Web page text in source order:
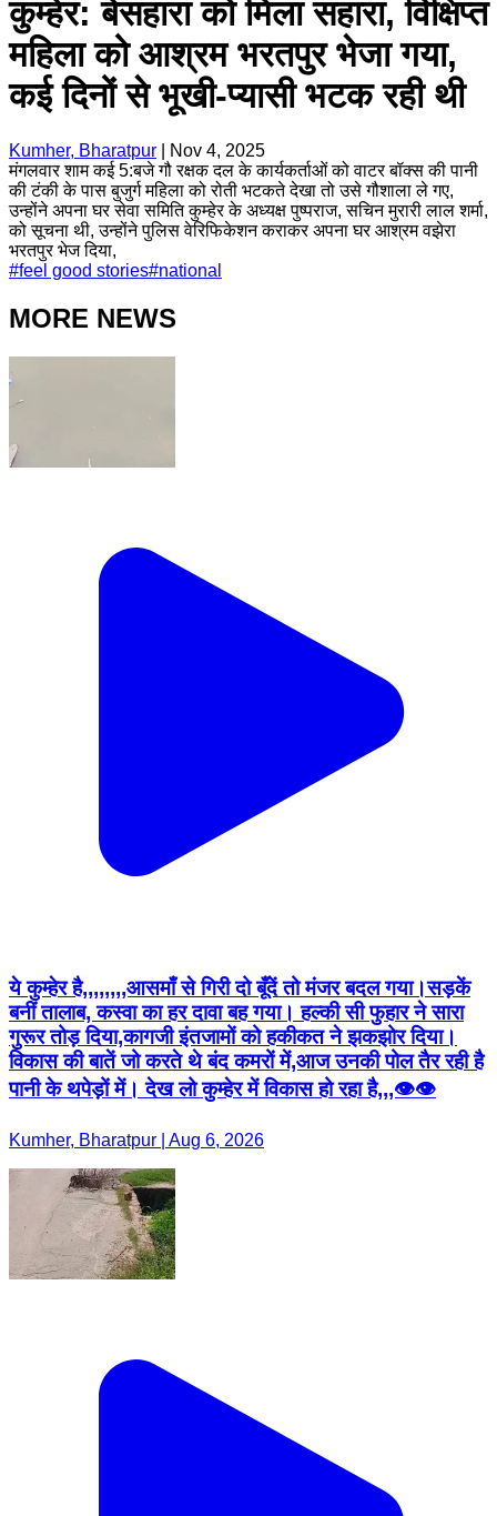
कुम्हेर: बेसहारा को मिला सहारा, विक्षिप्त
महिला को आश्रम भरतपुर भेजा गया,
कई दिनों से भूखी-प्यासी भटक रही थी
Kumher, Bharatpur
Nov 4, 2025
मंगलवार शाम कई 5:बजे गौ रक्षक दल के कार्यकर्ताओं को वाटर बॉक्स की पानी
की टंकी के पास बुजुर्ग महिला को रोती भटकते देखा तो उसे गौशाला ले गए,
उन्होंने अपना घर सेवा समिति कुम्हेर के अध्यक्ष पुष्पराज, सचिन मुरारी लाल शर्मा,
को सूचना थी, उन्होंने पुलिस वेरिफिकेशन कराकर अपना घर आश्रम वझेरा
भरतपुर भेज दिया,
#feel good stories#national
MORE NEWS
ये कुम्हेर है,,,,,,,,आसमाँ से गिरी दो बूँदें तो मंजर बदल गया।सड़कें
बनीं तालाब, कस्वा का हर दावा बह गया। हल्की सी फुहार ने सारा
गुरूर तोड़ दिया,कागजी इंतजामों को हकीकत ने झकझोर दिया।
विकास की बातें जो करते थे बंद कमरों में,आज उनकी पोल तैर रही है
पानी के थपेड़ों में। देख लो कुम्हेर में विकास हो रहा है,,,👁️👁️
Kumher, Bharatpur | Aug 6, 2026